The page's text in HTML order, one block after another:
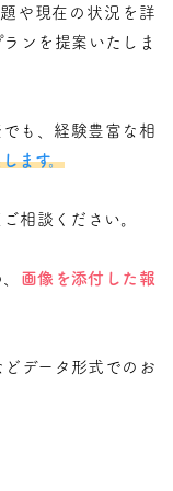
や現在の状況を詳
ンを提案いたしま
も、経験豊富な相
ます。
相談ください。
画像を添付した報
データ形式でのお